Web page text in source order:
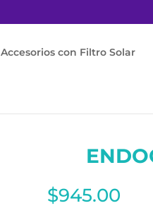
Accesorios con Filtro Solar
$945.00